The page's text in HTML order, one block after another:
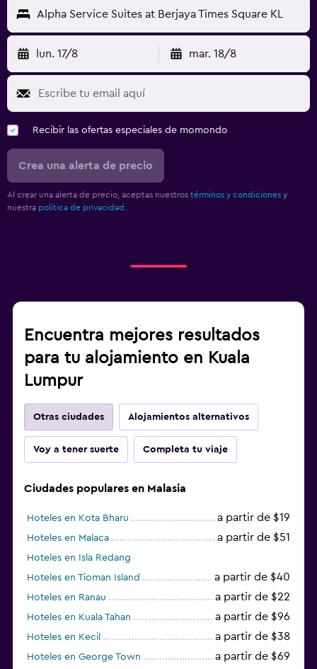
Alpha Service Suites at Berjaya Times Square KL
lun. 17/8 mar. 18/8
Recibir las ofertas especiales de momondo
Crea una alerta de precio
Al crear una alerta de precio, aceptas nuestros términos y condiciones y
nuestra política de privacidad.
Encuentra mejores resultados
para tu alojamiento en Kuala
Lumpur
Otras ciudades Alojamientos alternativos
Voy a tener suerte Completa tu viaje
Ciudades populares en Malasia
Hoteles en Kota Bharu a partir de $19
Hoteles en Malaca a partir de $51
Hoteles en Isla Redang
Hoteles en Tioman Island
a partir de $40
Hoteles en Ranau a partir de $22
Hoteles en Kuala Tahan a partir de $96
Hoteles en Kecil a partir de $38
Hoteles en George Town a partir de $69